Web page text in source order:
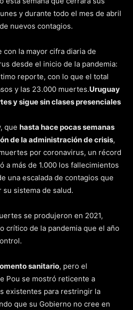
y durante todo el mes de abril
nuevos contagios.
con la mayor cifra diaria de
desde el inicio de la pandemia:
reporte, con lo que el total
y las 23.000 muertes.Uruguay
y sigue sin clases presenciales
que hasta hace pocas semanas
de la administración de crisis,
por coronavirus, un récord
a más de 1.000 los fallecimientos
una escalada de contagios que
su sistema de salud.
se produjeron en 2021,
crítico de la pandemia que el año
sanitario, pero el
Pou se mostró reticente a
existentes para restringir la
que su Gobierno no cree en